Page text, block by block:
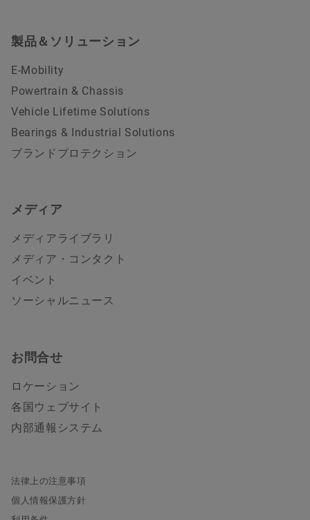
製品＆ソリューション
E-Mobility
Powertrain & Chassis
Vehicle Lifetime Solutions
Bearings & Industrial Solutions
ブランドプロテクション
メディア
メディアライブラリ
メディア・コンタクト
イベント
ソーシャルニュース
お問合せ
ロケーション
各国ウェブサイト
内部通報システム
法律上の注意事項
個人情報保護方針